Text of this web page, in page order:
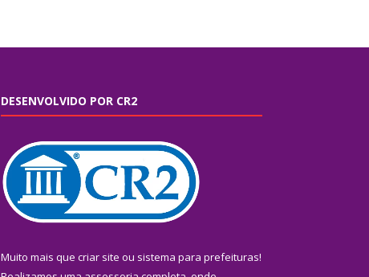
DESENVOLVIDO POR CR2
Muito mais que criar site ou sistema para prefeituras!